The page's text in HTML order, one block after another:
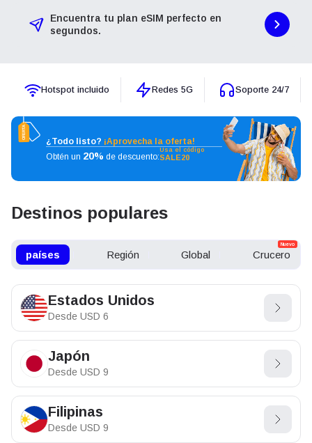
Encuentra tu plan eSIM perfecto en
segundos.
Hotspot incluido Redes 5G Soporte 24/7
OFERTA
¿Todo listo? ¡Aprovecha la oferta!
Obtén un 20% de descuento:
Usa el código
SALE20
Destinos populares
países Región Global Crucero
Nuevo
Estados Unidos
Desde USD 6
Japón
Desde USD 9
Filipinas
Desde USD 9